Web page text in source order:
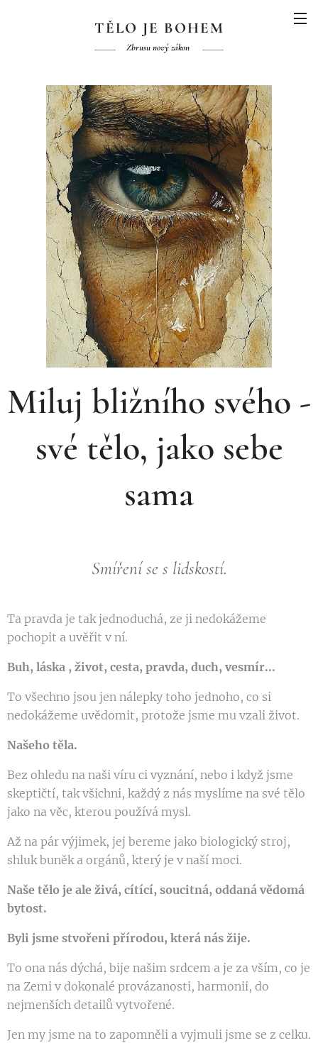
TĚLO JE BOHEM
Zbrusu nový zákon
Miluj bližního svého -
své tělo, jako sebe
sama
Smíření se s lidskostí.
Ta pravda je tak jednoduchá, ze ji nedokážeme
pochopit a uvěřit v ní.
Buh, láska , život, cesta, pravda, duch, vesmír...
To všechno jsou jen nálepky toho jednoho, co si
nedokážeme uvědomit, protože jsme mu vzali život.
Našeho těla.
Bez ohledu na naši víru ci vyznání, nebo i když jsme
skeptičtí, tak všichni, každý z nás myslíme na své tělo
jako na věc, kterou používá mysl.
Až na pár výjimek, jej bereme jako biologický stroj,
shluk buněk a orgánů, který je v naší moci.
Naše tělo je ale živá, cítící, soucitná, oddaná vědomá
bytost.
Byli jsme stvořeni přírodou, která nás žije.
To ona nás dýchá, bije našim srdcem a je za vším, co je
na Zemi v dokonalé provázanosti, harmonii, do
nejmenších detailů vytvořené.
Jen my jsme na to zapomněli a vyjmuli jsme se z celku.